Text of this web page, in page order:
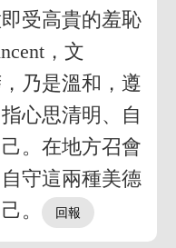
受高貴的羞恥
，文
乃是溫和，遵
心思清明、自
。在地方召會
守這兩種美德
。